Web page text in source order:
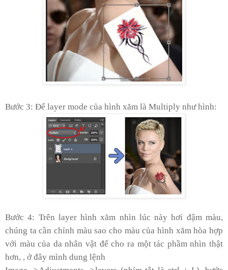
Bước 3: Để layer mode của hình xăm là Multiply như hình:
Bước 4: Trên layer hình xăm nhìn lúc này hơi đậm màu,
chúng ta cần chỉnh màu sao cho màu của hình xăm hòa hợp
với màu của da nhân vật để cho ra một tác phầm nhìn thật
hơn, , ở đây mình dung lệnh